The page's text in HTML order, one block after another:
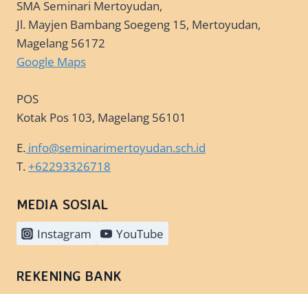
SMA Seminari Mertoyudan,
Jl. Mayjen Bambang Soegeng 15, Mertoyudan,
Magelang 56172
Google Maps
POS
Kotak Pos 103, Magelang 56101
E. info@seminarimertoyudan.sch.id
T.+62293326718
MEDIA SOSIAL
Instagram YouTube
REKENING BANK